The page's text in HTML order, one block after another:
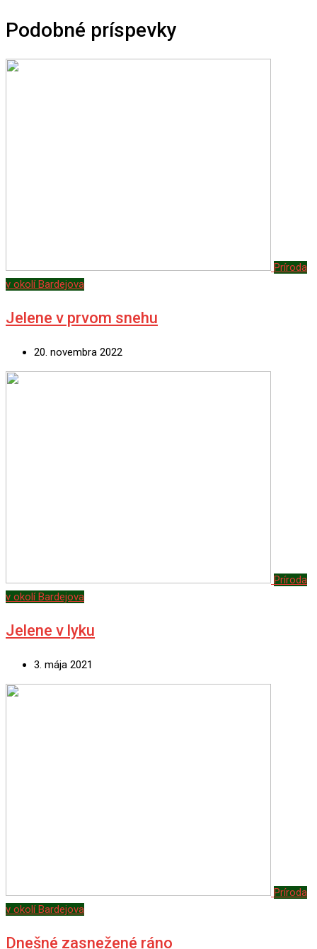
Podobné príspevky
Príroda
v okolí Bardejova
Jelene v prvom snehu
20. novembra 2022
Príroda
v okolí Bardejova
Jelene v lyku
3. mája 2021
Príroda
v okolí Bardejova
Dnešné zasnežené ráno